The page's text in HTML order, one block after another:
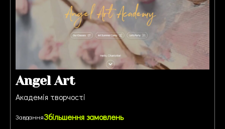
Angel Art
Академія творчості
ЗавданняЗбільшення замовлень